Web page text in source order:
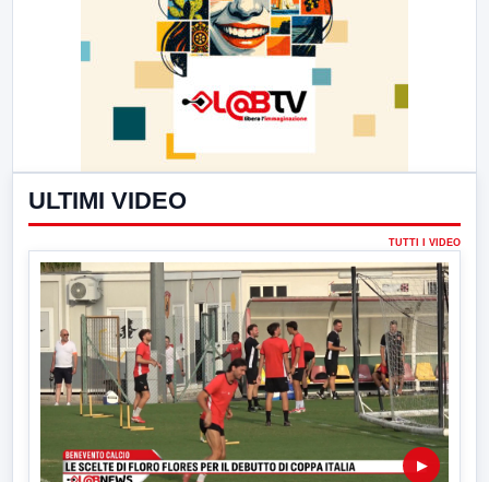
ULTIMI VIDEO
TUTTI I VIDEO
▶